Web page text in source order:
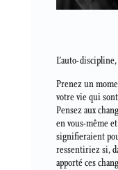
L’auto-
Prenez un
votre vie qui
Pensez aux
en vous-même
signifieraient
ressentiriez si,
apporté ces